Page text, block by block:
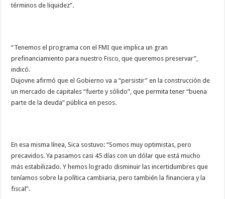
términos de liquidez”.
“Tenemos el programa con el FMI que implica un gran
prefinanciamiento para nuestro Fisco, que queremos preservar”,
indicó.
Dujovne afirmó que el Gobierno va a “persistir” en la construcción de
un mercado de capitales “fuerte y sólido”, que permita tener “buena
parte de la deuda” pública en pesos.
En esa misma línea, Sica sostuvo: “Somos muy optimistas, pero
precavidos. Ya pasamos casi 45 días con un dólar que está mucho
más estabilizado. Y hemos logrado disminuir las incertidumbres que
teníamos sobre la política cambiaria, pero también la financiera y la
fiscal”.